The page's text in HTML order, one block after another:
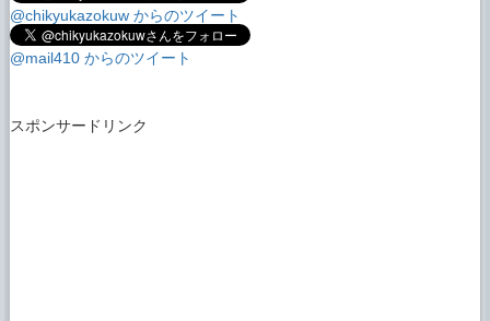
@chikyukazokuw からのツイート
@mail410 からのツイート
スポンサードリンク